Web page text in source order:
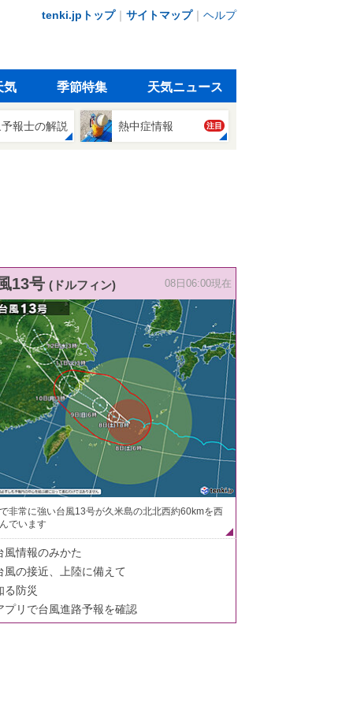
tenki.jpトップ｜ サイトマップ｜ ヘルプ
気 季節特集 天気ニュース
報士の解説 熱中症情報 注目
13号 (ドルフィン) 08日06:00現在
非常に強い台風13号が久米島の北北西約60kmを西
でいます
風情報のみかた
風の接近、上陸に備えて
る防災
プリで台風進路予報を確認